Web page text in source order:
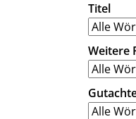
Titel
Weitere